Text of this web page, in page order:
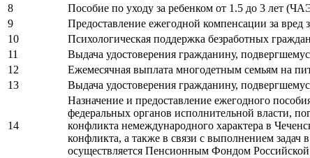
8
Пособие по уходу за ребенком от 1.5 до 3 лет
9
Предоставление ежегодной компенсации за
10
Психологическая поддержка безработных граждан
11
Выдача удостоверения гражданину,
12
Ежемесячная выплата многодетным семьям на
13
Выдача удостоверения гражданину,
14
Назначение и предоставление ежегодного
федеральных органов исполнительной власти,
конфликта немеждународного характера в
конфликта, а также в связи с выполнением задач
осуществляется Пенсионным Фондом